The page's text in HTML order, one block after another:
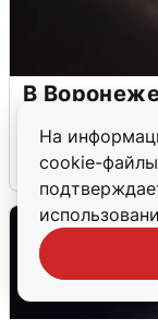
На
cookie-
В
5 августа 0